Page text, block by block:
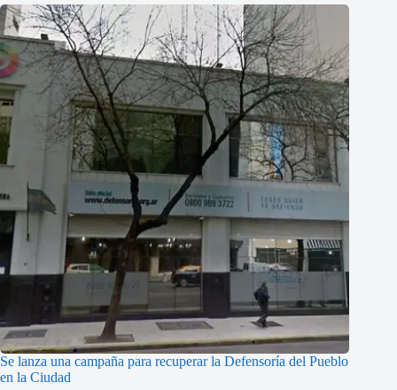
Se lanza una campaña para recuperar la Defensoría del Pueblo
en la Ciudad